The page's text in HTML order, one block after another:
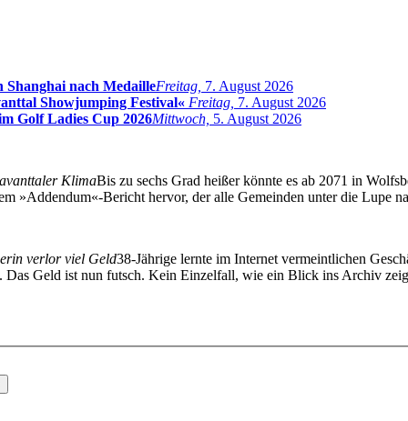
nach MedailleFreitag, 7. August 2026
Showjumping Festival« Freitag, 7. August 2026
Golf Ladies Cup 2026Mittwoch, 5. August 2026
KlimaBis zu sechs Grad heißer könnte es ab 2071 in
»Addendum«-Bericht hervor, der alle Gemeinden unter die Lupe
verlor viel Geld38-Jährige lernte im Internet vermeintlichen
Das Geld ist nun futsch. Kein Einzelfall, wie ein Blick ins Archiv